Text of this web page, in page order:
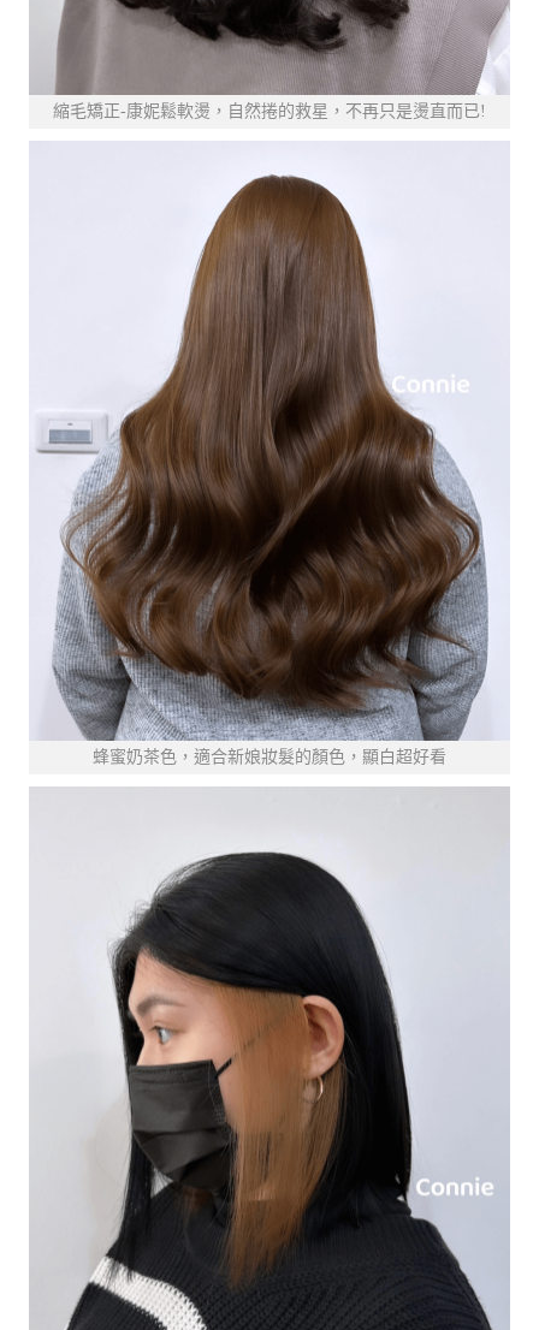
縮毛矯正-康妮鬆軟燙，自然捲的救星，不再只是燙直而已!
蜂蜜奶茶色，適合新娘妝髮的顏色，顯白超好看